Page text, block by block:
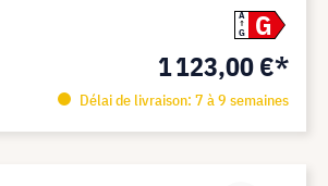
A
G
G
1 123,00 €*
Délai de livraison: 7 à 9 semaines